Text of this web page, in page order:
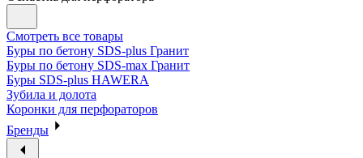
Смотреть все товары
Буры по бетону SDS-plus Гранит
Буры по бетону SDS-max Гранит
Буры SDS-plus HAWERA
Зубила и долота
Коронки для перфораторов
Бренды